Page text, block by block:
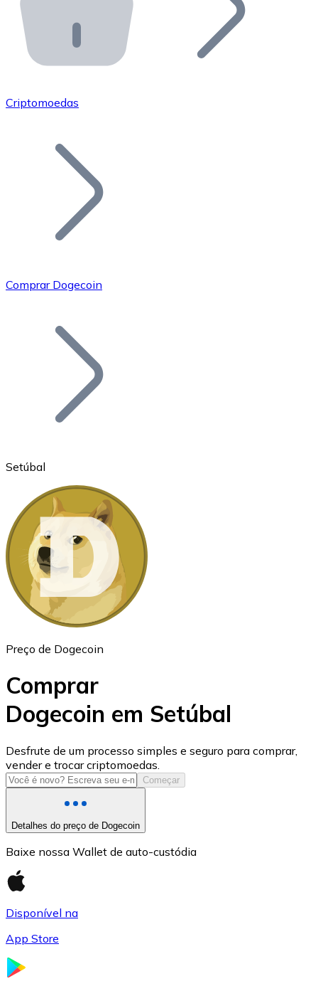
API Bitnovo
Integre nossa API no seu ecossistema.
Junte-se à nossa rede de revendedores e comercialize
Adicione o token do seu projeto ao nosso serviço de
Bitcoin
Ethereum
ETH
USD Coin
USDC
Criptomoedas
Comprar Dogecoin
Setúbal
Preço de Dogecoin
Comprar
Dogecoin em Setúbal
Desfrute de um processo simples e seguro para comprar,
vender e trocar criptomoedas.
Começar
Detalhes do preço de Dogecoin
Baixe nossa Wallet de auto-custódia
Disponível na
App Store